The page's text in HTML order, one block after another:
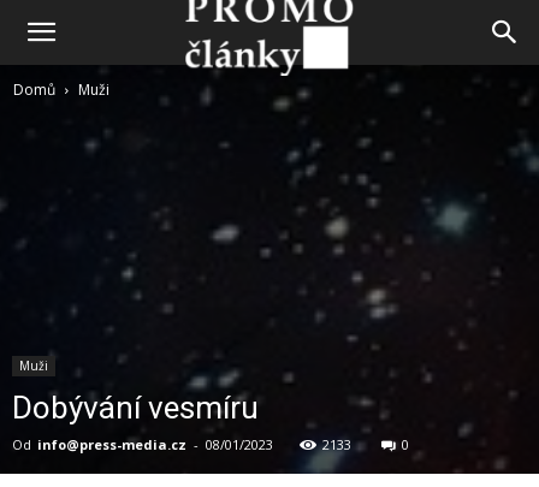
Domů Muži
Muži
Dobývání vesmíru
Od info@press-media.cz - 08/01/2023 2133 0